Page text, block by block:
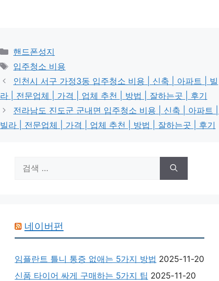
카
테
리
핸드폰성지
태
그
입주청소 비용
인천시 서구 가정3동 입주청소 비용 | 신축 | 아파트 | 빌
라 | 전문업체 | 가격 | 업체 추천 | 방법 | 잘하는곳 | 후기
전라남도 진도군 군내면 입주청소 비용 | 신축 | 아파트 |
빌라 | 전문업체 | 가격 | 업체 추천 | 방법 | 잘하는곳 | 후기
색:
네이버펀
임플란트 틀니 통증 없애는 5가지 방법 2025-11-20
신품 타이어 싸게 구매하는 5가지 팁 2025-11-20